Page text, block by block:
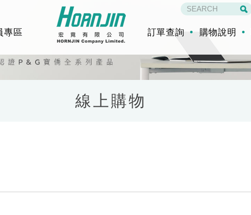
專區 訂單查詢 購物說明
線上購物